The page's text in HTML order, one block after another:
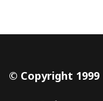
© Copyright 1999